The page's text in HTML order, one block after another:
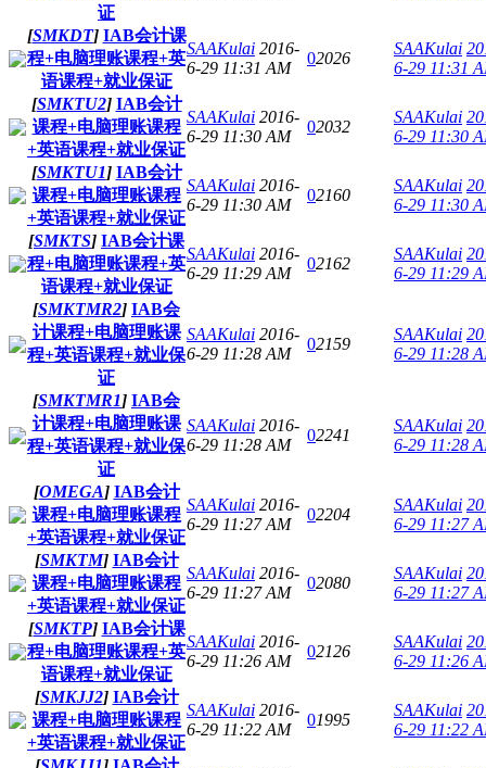
证
[SMKDT] IAB会计课
程+电脑理账课程+英
语课程+就业保证
SAAKulai 2016-
6-29 11:31 AM
02026
SAAKulai
6-29 11:31
[SMKTU2] IAB会计
课程+电脑理账课程
+英语课程+就业保证
SAAKulai 2016-
6-29 11:30 AM
02032
SAAKulai
6-29 11:30
[SMKTU1] IAB会计
课程+电脑理账课程
+英语课程+就业保证
SAAKulai 2016-
6-29 11:30 AM
02160
SAAKulai
6-29 11:30
[SMKTS] IAB会计课
程+电脑理账课程+英
语课程+就业保证
SAAKulai 2016-
6-29 11:29 AM
02162
SAAKulai
6-29 11:29
[SMKTMR2] IAB会
计课程+电脑理账课
程+英语课程+就业保
证
SAAKulai 2016-
6-29 11:28 AM
02159
SAAKulai
6-29 11:28
[SMKTMR1] IAB会
计课程+电脑理账课
程+英语课程+就业保
证
SAAKulai 2016-
6-29 11:28 AM
02241
SAAKulai
6-29 11:28
[OMEGA] IAB会计
课程+电脑理账课程
+英语课程+就业保证
SAAKulai 2016-
6-29 11:27 AM
02204
SAAKulai
6-29 11:27
[SMKTM] IAB会计
课程+电脑理账课程
+英语课程+就业保证
SAAKulai 2016-
6-29 11:27 AM
02080
SAAKulai
6-29 11:27
[SMKTP] IAB会计课
程+电脑理账课程+英
语课程+就业保证
SAAKulai 2016-
6-29 11:26 AM
02126
SAAKulai
6-29 11:26
[SMKJJ2] IAB会计
课程+电脑理账课程
+英语课程+就业保证
SAAKulai 2016-
6-29 11:22 AM
01995
SAAKulai
6-29 11:22